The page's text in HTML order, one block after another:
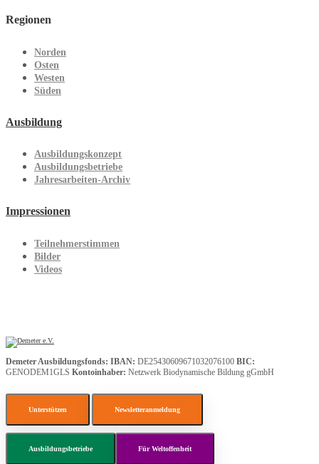
Regionen
Norden
Osten
Westen
Süden
Ausbildung
Ausbildungskonzept
Ausbildungsbetriebe
Jahresarbeiten-Archiv
Impressionen
Teilnehmerstimmen
Bilder
Videos
Demeter Ausbildungsfonds: IBAN: DE25430609671032076100 BIC:
GENODEM1GLS Kontoinhaber: Netzwerk Biodynamische Bildung gGmbH
Unterstützen Newsletteranmeldung
Ausbildungsbetriebe Für Weltoffenheit